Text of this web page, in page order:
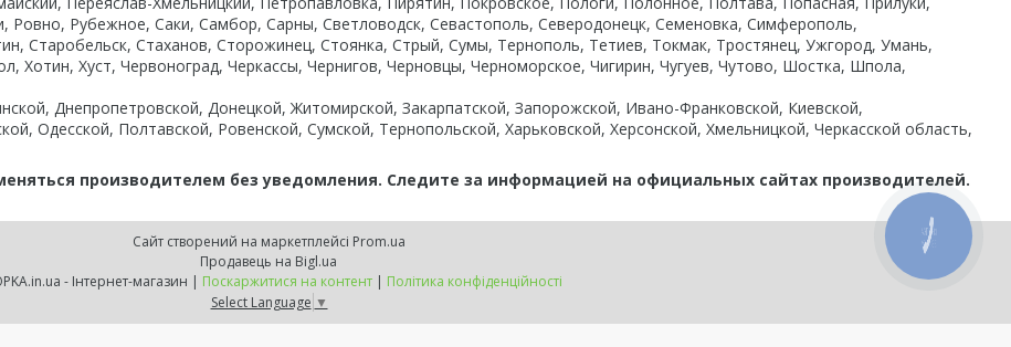
Ровно, Рубежное, Саки, Самбор, Сарны, Светловодск, Севастополь, Северодонецк, Семеновка, Симферополь,
Старобельск, Стаханов, Сторожинец, Стоянка, Стрый, Сумы, Тернополь, Тетиев, Токмак, Тростянец, Ужгород, Умань,
Хотин, Хуст, Червоноград, Черкассы, Чернигов, Черновцы, Черноморское, Чигирин, Чугуев, Чутово, Шостка, Шпола,
Днепропетровской, Донецкой, Житомирской, Закарпатской, Запорожской, Ивано-Франковской, Киевской,
Одесской, Полтавской, Ровенской, Сумской, Тернопольской, Харьковской, Херсонской, Хмельницкой, Черкасской область,
производителем без уведомления. Следите за информацией на официальных сайтах производителей.
Сайт створений на маркетплейсі Prom.ua
Продавець на Bigl.ua
KNOPKA.in.ua - Інтернет-магазин | Поскаржитися на контент | Політика конфіденційності
Select Language ▼
КНОПКА
ЗВ'ЯЗКУ